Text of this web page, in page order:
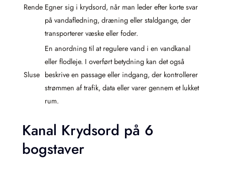
Rende Egner sig i krydsord, når man leder efter korte svar
på vandafledning, dræning eller staldgange, der
transporterer væske eller foder.
Sluse
En anordning til at regulere vand i en vandkanal
eller flodleje. I overført betydning kan det også
beskrive en passage eller indgang, der kontrollerer
strømmen af trafik, data eller varer gennem et lukket
rum.
Kanal Krydsord på 6
bogstaver